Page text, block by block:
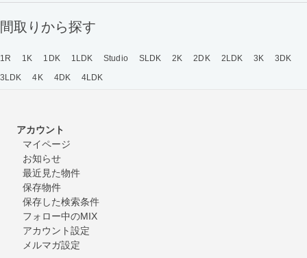
間取りから探す
1R 1K 1DK 1LDK Studio SLDK 2K 2DK 2LDK 3K
3DK
3LDK
4K 4DK 4LDK
アカウント
マイページ
お知らせ
最近見た物件
保存物件
保存した検索条件
フォロー中のMIX
アカウント設定
メルマガ設定